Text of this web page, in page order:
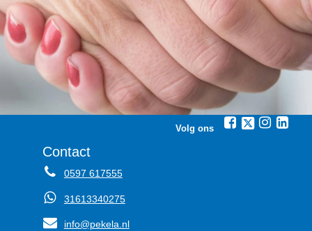
Volg ons
Contact
0597 617555
31613340275
info@pekela.nl